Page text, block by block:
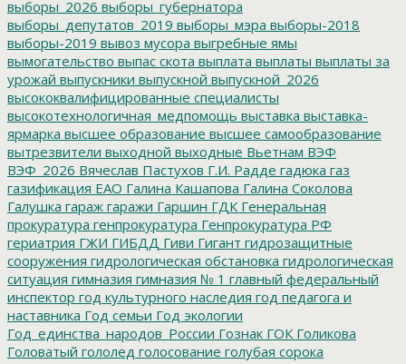
выборы_2026 выборы_губернатора
выборы_депутатов_2019 выборы_мэра выборы-2018
выборы-2019 вывоз мусора выгребные ямы
вымогательство выпас скота выплата выплаты выплаты за
урожай выпускники выпускной выпускной_2026
высококвалифицированные специалисты
высокотехнологичная_медпомощь выставка выставка-
ярмарка высшее образование высшее самообразование
вытрезвители выходной выходные Вьетнам ВЭФ
ВЭФ_2026 Вячеслав Пастухов Г.И. Радде гадюка газ
газификация ЕАО Галина Кашапова Галина Соколова
Галушка гараж гаражи Гаршин ГДК Генеральная
прокуратура генпрокуратура Генпрокуратура РФ
гериатрия ГЖИ ГИБДД Гиви Гигант гидрозащитные
сооружения гидрологическая обстановка гидрологическая
ситуация гимназия гимназия № 1 главный федеральный
инспектор год культурного наследия год педагога и
наставника Год семьи Год экологии
Год_единства_народов_России Гознак ГОК Голикова
Головатый гололед голосование голубая сорока